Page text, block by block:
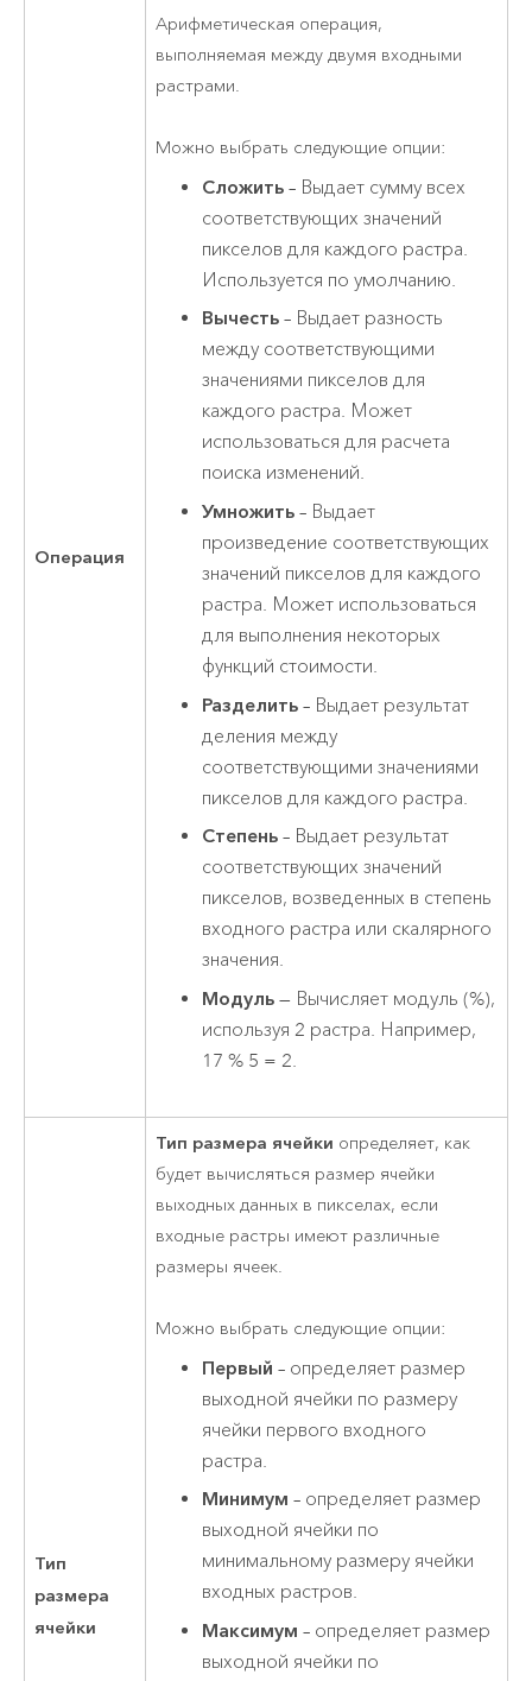
Операция
Арифметическая операция,
выполняемая между двумя входными
растрами.
Можно выбрать следующие опции:
Сложить – Выдает сумму всех
соответствующих значений
пикселов для каждого растра.
Используется по умолчанию.
Вычесть – Выдает разность
между соответствующими
значениями пикселов для
каждого растра. Может
использоваться для расчета
поиска изменений.
Умножить – Выдает
произведение соответствующих
значений пикселов для каждого
растра. Может использоваться
для выполнения некоторых
функций стоимости.
Разделить – Выдает результат
деления между
соответствующими значениями
пикселов для каждого растра.
Степень – Выдает результат
соответствующих значений
пикселов, возведенных в степень
входного растра или скалярного
значения.
Модуль — Вычисляет модуль (%),
используя 2 растра. Например,
17 % 5 = 2.
Тип
размера
ячейки
Тип размера ячейки определяет, как
будет вычисляться размер ячейки
выходных данных в пикселах, если
входные растры имеют различные
размеры ячеек.
Можно выбрать следующие опции:
Первый – определяет размер
выходной ячейки по размеру
ячейки первого входного
растра.
Минимум – определяет размер
выходной ячейки по
минимальному размеру ячейки
входных растров.
Максимум – определяет размер
выходной ячейки по